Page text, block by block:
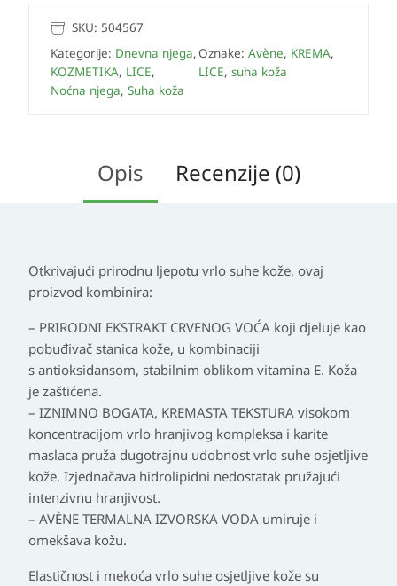
SKU: 504567
Kategorije: Dnevna njega,
KOZMETIKA, LICE,
Noćna njega, Suha koža
Oznake: Avène, KREMA,
LICE, suha koža
Opis Recenzije (0)
Otkrivajući prirodnu ljepotu vrlo suhe kože, ovaj
proizvod kombinira:
– PRIRODNI EKSTRAKT CRVENOG VOĆA koji djeluje kao
pobuđivač stanica kože, u kombinaciji
s antioksidansom, stabilnim oblikom vitamina E. Koža
je zaštićena.
– IZNIMNO BOGATA, KREMASTA TEKSTURA visokom
koncentracijom vrlo hranjivog kompleksa i karite
maslaca pruža dugotrajnu udobnost vrlo suhe osjetljive
kože. Izjednačava hidrolipidni nedostatak pružajući
intenzivnu hranjivost.
– AVÈNE TERMALNA IZVORSKA VODA umiruje i
omekšava kožu.
Elastičnost i mekoća vrlo suhe osjetljive kože su